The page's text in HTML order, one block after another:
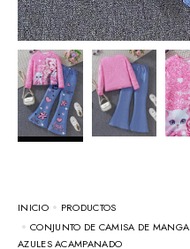
INICIO
PRODUCTOS
CONJUNTO DE CAMISA DE
AZULES ACAMPANADO